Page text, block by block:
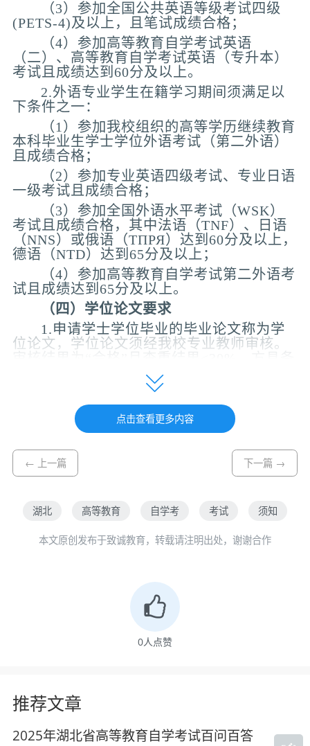
（3）参加全国公共英语等级考试四级
(PETS-4)及以上，且笔试成绩合格；
（4）参加高等教育自学考试英语
（二）、高等教育自学考试英语（专升本）
考试且成绩达到60分及以上。
2.外语专业学生在籍学习期间须满足以
下条件之一：
（1）参加我校组织的高等学历继续教育
本科毕业生学士学位外语考试（第二外语）
且成绩合格；
（2）参加专业英语四级考试、专业日语
一级考试且成绩合格；
（3）参加全国外语水平考试（WSK）
考试且成绩合格，其中法语（TNF）、日语
（NNS）或俄语（ТПРЯ）达到60分及以上，
德语（NTD）达到65分及以上；
（4）参加高等教育自学考试第二外语考
试且成绩达到65分及以上。
（四）学位论文要求
1.申请学士学位毕业的毕业论文称为学
位论文，学位论文须经我校专业教师审核。
2.已获得学士学位的毕业生，学位论文
还须通过教育部组织的抽检。经教育部抽检
后被认定为“不合格”或存在学术不端等行为
的，我院将按学位细则相关规定，提请校学
位评定委员会对已获取学位的毕业生作出“撤
销学士学位”等处理，由此产生的后果由申请
人承担责任。
（一）申请人提交
1.《湖北工业大学高等教育自学考试本
安排专人逐项审核无误、填写意见后，签名
2.《申报学士学位提交材料真实性承诺
书》1份（附件2）。承诺书须申请人手写或
电子签名，助学单位负责人手写或电子签名
纸）1份。
4.毕业证书复印件（A4纸）1份。
5.申请人毕业生登记表（含成绩）1份。
点击查看更多内容
← 上一篇 下一篇 →
湖北 高等教育 自学考 考试 须知
本文原创发布于致诚教育，转载请注明出处，谢谢合作
0人点赞
推荐文章
2025年湖北省高等教育自学考试百问百答